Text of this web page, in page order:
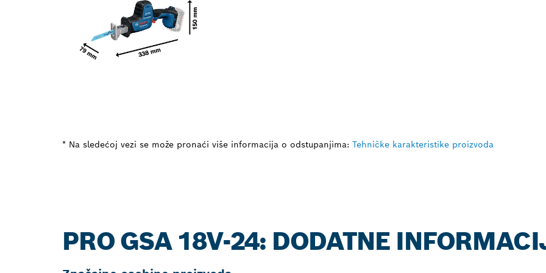
* Na sledećoj vezi se može pronaći više informacija o odstupanjima: Tehničke karakteristike proizvoda
PRO GSA 18V-24: DODATNE